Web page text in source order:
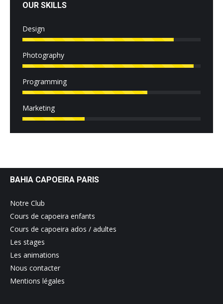
OUR SKILLS
Design
Photography
Programming
Marketing
BAHIA CAPOEIRA PARIS
Notre Club
Cours de capoeira enfants
Cours de capoeira ados / adultes
Les stages
Les animations
Nous contacter
Mentions légales